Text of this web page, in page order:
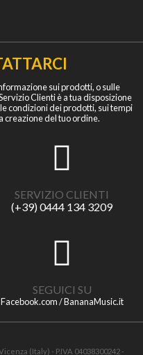
sui prodotti, o sulle
Clienti è a tua disposizione
condizioni dei prodotti, sui tempi
creazione del tuo ordine.
SERVIZIO CLIENTI
(+39) 0444 134 3209
SEGUICI SU
Facebook.com / BananaMusic.it
(Italy) - P.IVA 04038300242 -